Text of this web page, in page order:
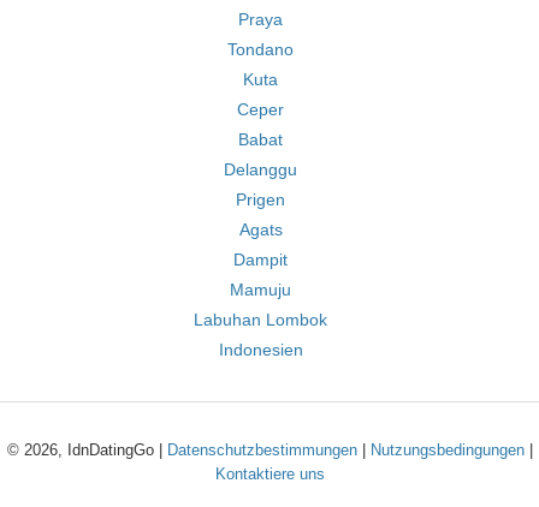
Praya
Tondano
Kuta
Ceper
Babat
Delanggu
Prigen
Agats
Dampit
Mamuju
Labuhan Lombok
Indonesien
© 2026, IdnDatingGo | Datenschutzbestimmungen| Nutzungsbedingungen|
Kontaktiere uns